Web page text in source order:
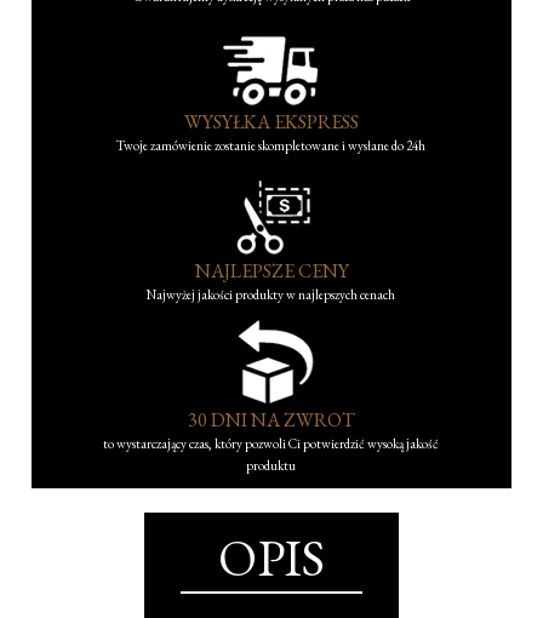
WYSYŁKA EKSPRESS
Twoje zamówienie zostanie skompletowane i wysłane do 24h
NAJLEPSZE CENY
Najwyżej jakości produkty w najlepszych cenach
30 DNI NA ZWROT
to wystarczający czas, który pozwoli Ci potwierdzić wysoką jakość
produktu
OPIS